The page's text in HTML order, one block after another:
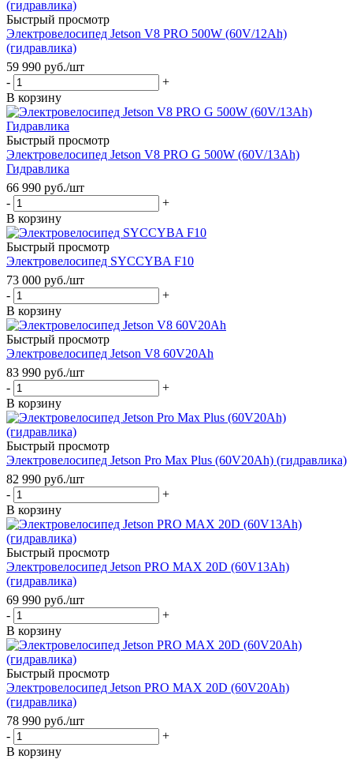
Быстрый просмотр
Электровелосипед Jetson V8 PRO 500W (60V/12Ah)
(гидравлика)
59 990 руб./шт
-
+
В корзину
Быстрый просмотр
Электровелосипед Jetson V8 PRO G 500W (60V/13Ah)
Гидравлика
66 990 руб./шт
-
+
В корзину
Быстрый просмотр
Электровелосипед SYCCYBA F10
73 000 руб./шт
-
+
В корзину
Быстрый просмотр
Электровелосипед Jetson V8 60V20Ah
83 990 руб./шт
-
+
В корзину
Быстрый просмотр
Электровелосипед Jetson Pro Max Plus (60V20Ah) (гидравлика)
82 990 руб./шт
-
+
В корзину
Быстрый просмотр
Электровелосипед Jetson PRO MAX 20D (60V13Ah)
(гидравлика)
69 990 руб./шт
-
+
В корзину
Быстрый просмотр
Электровелосипед Jetson PRO MAX 20D (60V20Ah)
(гидравлика)
78 990 руб./шт
-
+
В корзину